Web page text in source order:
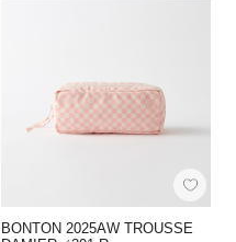
BONTON 2025AW TROUSSE